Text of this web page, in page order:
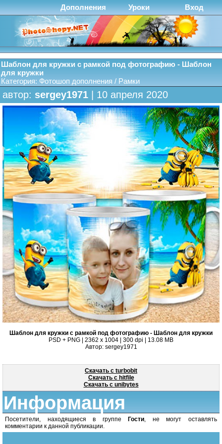
Дополнения Уроки Вход
Шаблон для кружки с рамкой под фотографию - Шаблон
для кружки
Категория: Фотошоп дополнения / Рамки
автор: sergey1971 | 10 апреля 2020
Шаблон для кружки с рамкой под фотографию - Шаблон для кружки
PSD + PNG | 2362 x 1004 | 300 dpi | 13.08 MB
Автор: sergey1971
Скачать с turbobit
Скачать с hitfile
Скачать с unibytes
Информация
Посетители, находящиеся в группе Гости, не могут оставлять
комментарии к данной публикации.